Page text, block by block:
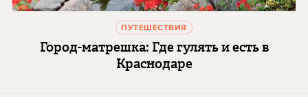
ПУТЕШЕСТВИЯ
Город-матрешка: Где гулять и есть в
Краснодаре